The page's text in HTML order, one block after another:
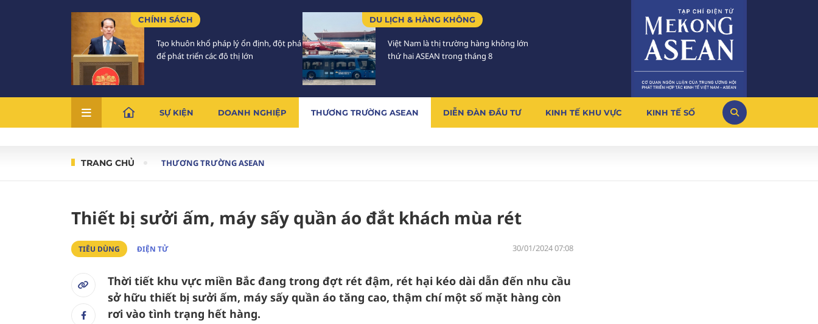
CHÍNH SÁCH
Tạo khuôn khổ pháp lý ổn định, đột phá
để phát triển các đô thị lớn
DU LỊCH & HÀNG KHÔNG
Việt Nam là thị trường hàng không lớn
thứ hai ASEAN trong tháng 8
SỰ KIỆN DOANH NGHIỆP THƯƠNG TRƯỜNG ASEAN DIỄN ĐÀN ĐẦU TƯ KINH TẾ KHU VỰC KINH TẾ SỐ
TRANG CHỦ THƯƠNG TRƯỜNG ASEAN
Thiết bị sưởi ấm, máy sấy quần áo đắt khách mùa rét
TIÊU DÙNG ĐIỆN TỬ 30/01/2024 07:08
Thời tiết khu vực miền Bắc đang trong đợt rét đậm, rét hại kéo dài dẫn đến nhu cầu
sở hữu thiết bị sưởi ấm, máy sấy quần áo tăng cao, thậm chí một số mặt hàng còn
rơi vào tình trạng hết hàng.